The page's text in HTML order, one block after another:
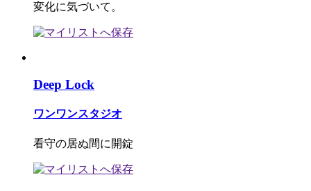
変化に気づいて。
Deep Lock
ワンワンスタジオ
看守の居ぬ間に開錠